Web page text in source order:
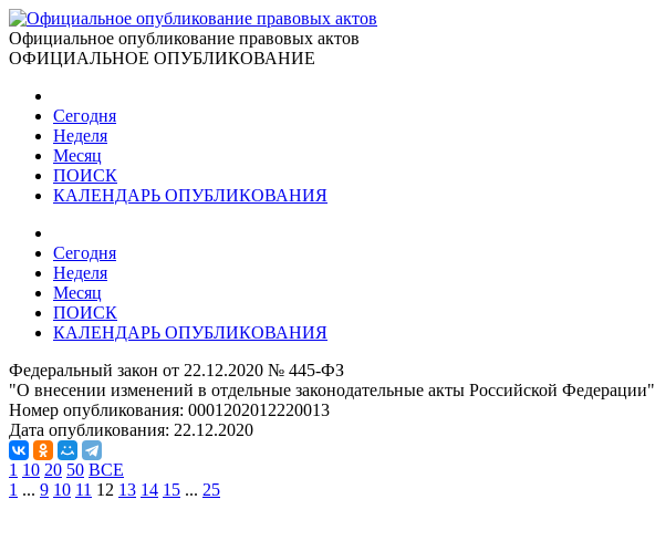
Официальное опубликование правовых актов
ОФИЦИАЛЬНОЕ ОПУБЛИКОВАНИЕ
Сегодня
Неделя
Месяц
ПОИСК
КАЛЕНДАРЬ ОПУБЛИКОВАНИЯ
Сегодня
Неделя
Месяц
ПОИСК
КАЛЕНДАРЬ ОПУБЛИКОВАНИЯ
Федеральный закон от 22.12.2020 № 445-ФЗ
"О внесении изменений в отдельные законодательные акты Российской Федерации"
Номер опубликования: 0001202012220013
Дата опубликования: 22.12.2020
1 10 20 50 ВСЕ
1 ... 9 10 11 12 13 14 15 ... 25